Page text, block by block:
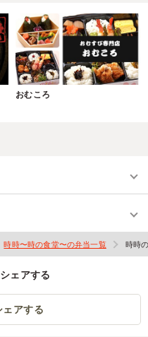
おむころ
時時〜時の食堂〜の弁当一覧 時時
ェアする
ェアする